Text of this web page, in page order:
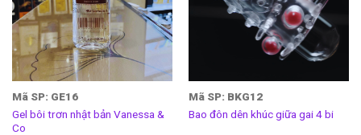
Mã SP: GE16
Gel bôi trơn nhật bản Vanessa &
Co
Mã SP: BKG12
Bao đôn dên khúc giữa gai 4 bi